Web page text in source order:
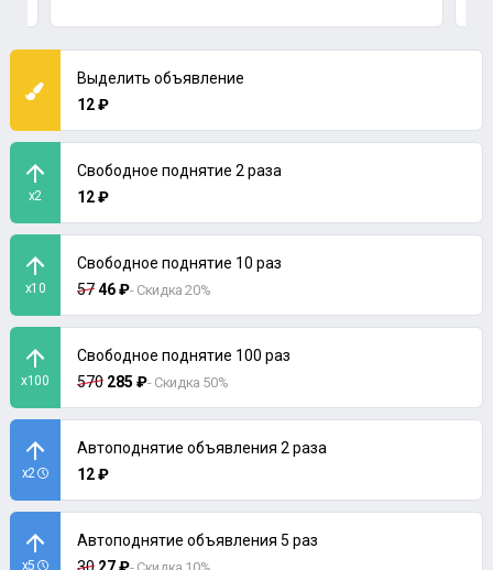
Выделить объявление
12 ₽
x2
Свободное поднятие 2 раза
12 ₽
x10
Свободное поднятие 10 раз
5746 ₽- Скидка 20%
x100
Свободное поднятие 100 раз
570 285 ₽- Скидка 50%
x2
Автоподнятие объявления 2 раза
12 ₽
x5
Автоподнятие объявления 5 раз